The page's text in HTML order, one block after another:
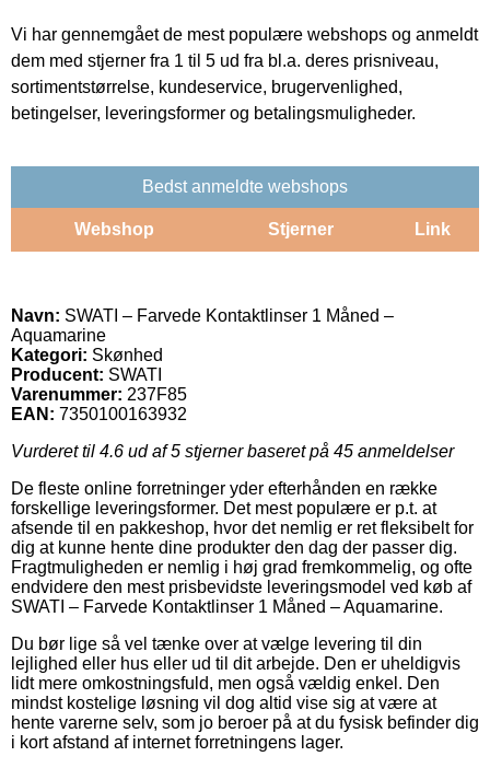
Vi har gennemgået de mest populære webshops og anmeldt
dem med stjerner fra 1 til 5 ud fra bl.a. deres prisniveau,
sortimentstørrelse, kundeservice, brugervenlighed,
betingelser, leveringsformer og betalingsmuligheder.
Bedst anmeldte webshops
Webshop Stjerner Link
Navn: SWATI – Farvede Kontaktlinser 1 Måned –
Aquamarine
Kategori: Skønhed
Producent: SWATI
Varenummer: 237F85
EAN: 7350100163932
Vurderet til 4.6 ud af 5 stjerner baseret på 45 anmeldelser
De fleste online forretninger yder efterhånden en række
forskellige leveringsformer. Det mest populære er p.t. at
afsende til en pakkeshop, hvor det nemlig er ret fleksibelt for
dig at kunne hente dine produkter den dag der passer dig.
Fragtmuligheden er nemlig i høj grad fremkommelig, og ofte
endvidere den mest prisbevidste leveringsmodel ved køb af
SWATI – Farvede Kontaktlinser 1 Måned – Aquamarine.
Du bør lige så vel tænke over at vælge levering til din
lejlighed eller hus eller ud til dit arbejde. Den er uheldigvis
lidt mere omkostningsfuld, men også vældig enkel. Den
mindst kostelige løsning vil dog altid vise sig at være at
hente varerne selv, som jo beroer på at du fysisk befinder dig
i kort afstand af internet forretningens lager.